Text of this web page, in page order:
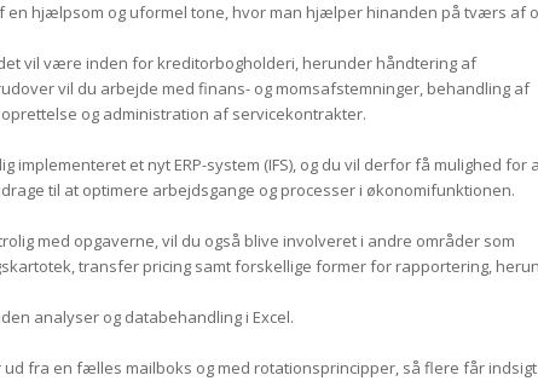
en hjælpsom og uformel tone, hvor man hjælper hinanden på tværs af
vil være inden for kreditorbogholderi, herunder håndtering af
vil du arbejde med finans- og momsafstemninger, behandling af
og administration af servicekontrakter.
implementeret et nyt ERP-system (IFS), og du vil derfor få mulighed for
til at optimere arbejdsgange og processer i økonomifunktionen.
med opgaverne, vil du også blive involveret i andre områder som
transfer pricing samt forskellige former for rapportering,
analyser og databehandling i Excel.
fra en fælles mailboks og med rotationsprincipper, så flere får indsigt